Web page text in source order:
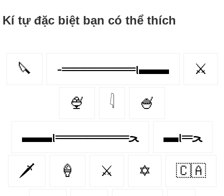
Kí tự đặc biệt bạn có thể thích
🔪 -═══════ι▬▬ ⚔
🍨 𓇋 🍧
▬▬ι═══════ﺤ ▬ι═ﺤ
🗡 🍦 ⚔️ ✡ 🇨🇦